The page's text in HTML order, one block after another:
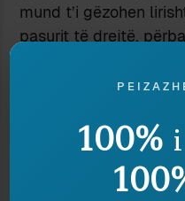
mund t’i gëzohen
pasurit të drejtë,
ishte shmangur.
psikologjik pervers,
respektojë këto
të gjithë e duam dhe
100%